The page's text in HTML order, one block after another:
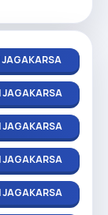
JAGAKARSA
JAGAKARSA
JAGAKARSA
JAGAKARSA
JAGAKARSA